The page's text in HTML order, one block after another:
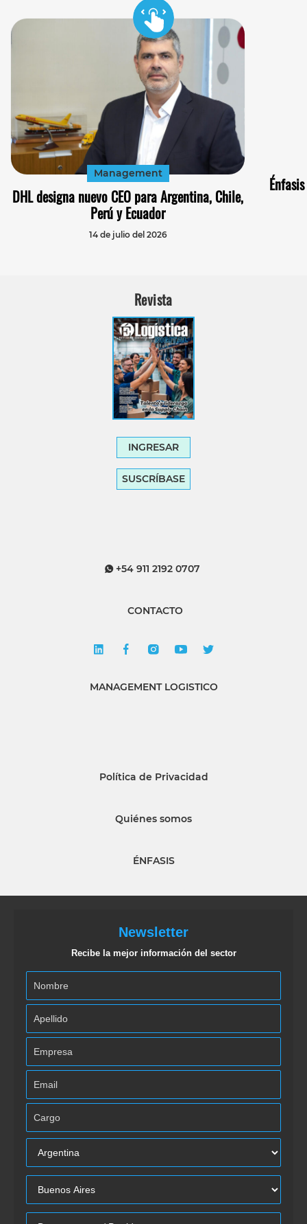
Management
DHL designa nuevo CEO para Argentina, Chile,
Perú y Ecuador
14 de julio del 2026
Revista
INGRESAR
SUSCRÍBASE
+54 911 2192 0707
CONTACTO
MANAGEMENT LOGISTICO
Política de Privacidad
Quiénes somos
ÉNFASIS
Newsletter
Recibe la mejor información del sector